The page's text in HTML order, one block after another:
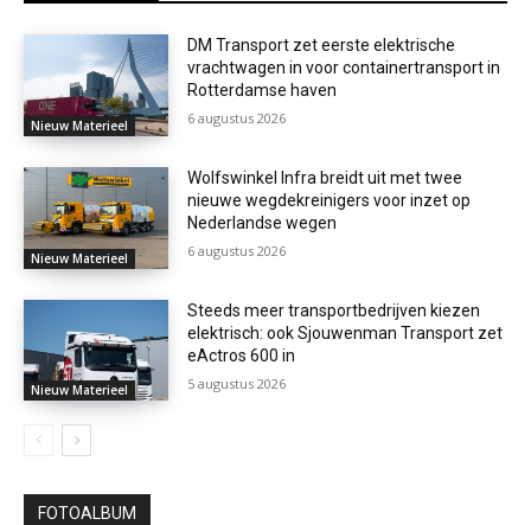
Nieuw Materieel
DM Transport zet eerste elektrische
vrachtwagen in voor containertransport in
Rotterdamse haven
6 augustus 2026
Nieuw Materieel
Wolfswinkel Infra breidt uit met twee
nieuwe wegdekreinigers voor inzet op
Nederlandse wegen
6 augustus 2026
Nieuw Materieel
Steeds meer transportbedrijven kiezen
elektrisch: ook Sjouwenman Transport zet
eActros 600 in
5 augustus 2026
FOTOALBUM